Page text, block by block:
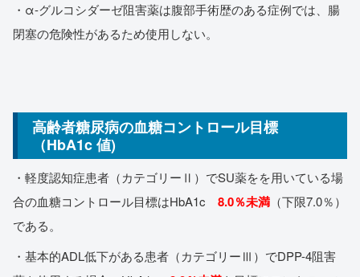
・α-グルコシダーゼ阻害薬は腹部手術歴のある症例では、腸
閉塞の危険性があるため使用しない。
高齢者糖尿病の血糖コントロール目標
（HbA1c 値)
・軽度認知症患者（カテゴリーⅡ）でSU薬をを用いている場
合の血糖コントロール目標はHbA1c 8.0％未満 （下限7.0％）
である。
・基本的ADL低下がある患者（カテゴリーⅢ）でDPP-4阻害